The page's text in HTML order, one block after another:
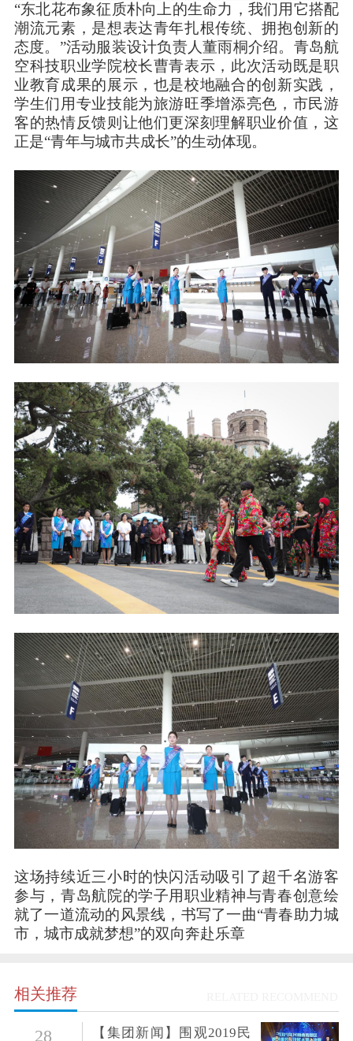
“东北花布象征质朴向上的生命力，我们用它搭配
潮流元素，是想表达青年扎根传统、拥抱创新的
态度。”活动服装设计负责人董雨桐介绍。青岛航
空科技职业学院校长曹青表示，此次活动既是职
业教育成果的展示，也是校地融合的创新实践，
学生们用专业技能为旅游旺季增添亮色，市民游
客的热情反馈则让他们更深刻理解职业价值，这
正是“青年与城市共成长”的生动体现。
这场持续近三小时的快闪活动吸引了超千名游客
参与，青岛航院的学子用职业精神与青春创意绘
就了一道流动的风景线，书写了一曲“青春助力城
市，城市成就梦想”的双向奔赴乐章
相关推荐
28 【集团新闻】围观2019民